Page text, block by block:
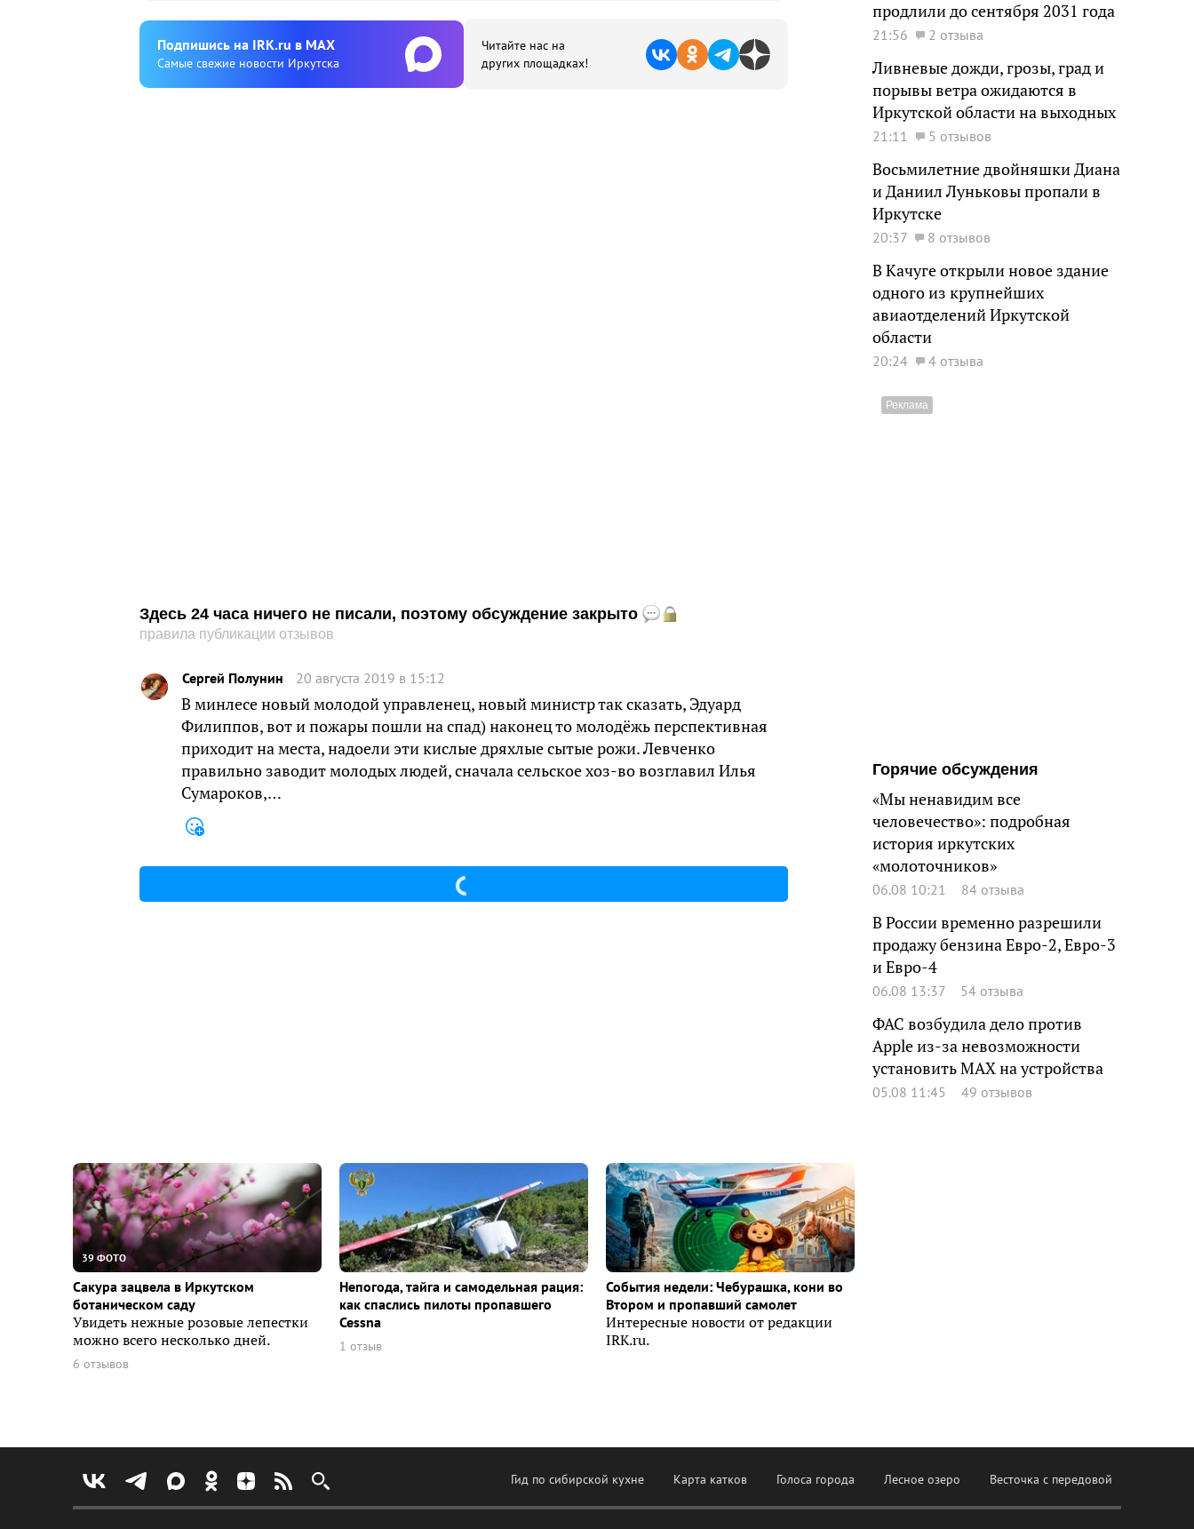
Подпишиcь на IRK.ru в MAX
Cамые свежие новости Иркутска
Читайте нас на
других площадках!
Здесь 24 часа ничего не писали, поэтому обсуждение закрыто
правила публикации отзывов
Сергей Полунин 20 августа 2019 в 15:12
В минлесе новый молодой управленец, новый министр так сказать, Эдуард
Филиппов, вот и пожары пошли на спад) наконец то молодёжь перспективная
приходит на места, надоели эти кислые дряхлые сытые рожи. Левченко
правильно заводит молодых людей, сначала сельское хоз-во возглавил Илья
Сумароков,…
продлили до сентября 2031 года
21:56 2 отзыва
Ливневые дожди, грозы, град и
порывы ветра ожидаются в
Иркутской области на выходных
21:11 5 отзывов
Восьмилетние двойняшки Диана
и Даниил Луньковы пропали в
Иркутске
20:37 8 отзывов
В Качуге открыли новое здание
одного из крупнейших
авиаотделений Иркутской
области
20:24 4 отзыва
Горячие обсуждения
«Мы ненавидим все
человечество»: подробная
история иркутских
«молоточников»
06.08 10:21 84 отзыва
В России временно разрешили
продажу бензина Евро-2, Евро-3
и Евро-4
06.08 13:37 54 отзыва
ФАС возбудила дело против
Apple из-за невозможности
установить MAX на устройства
05.08 11:45 49 отзывов
39 ФОТО
Сакура зацвела в Иркутском
ботаническом саду
Увидеть нежные розовые лепестки
можно всего несколько дней.
6 отзывов
Непогода, тайга и самодельная рация:
как спаслись пилоты пропавшего
Cessna
1 отзыв
События недели: Чебурашка, кони во
Втором и пропавший самолет
Интересные новости от редакции
IRK.ru.
Гид по сибирской кухне Карта катков Голоса города Лесное озеро Весточка с передовой